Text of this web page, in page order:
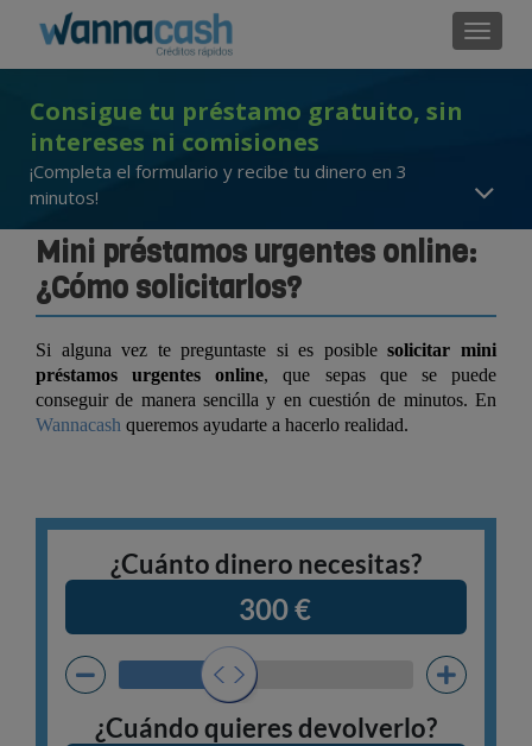
Consigue tu préstamo gratuito, sin
intereses ni comisiones
¡Completa el formulario y recibe tu dinero en 3
minutos!
Mini préstamos urgentes online:
¿Cómo solicitarlos?
Si alguna vez te preguntaste si es posible solicitar mini
préstamos urgentes online, que sepas que se puede
conseguir de manera sencilla y en cuestión de minutos. En
Wannacash queremos ayudarte a hacerlo realidad.